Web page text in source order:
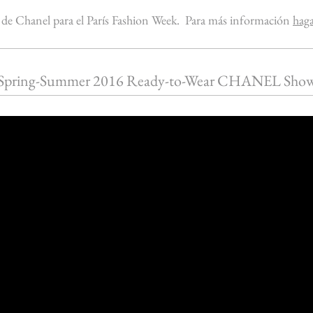
Chanel para el París Fashion Week. Para más información
Summer 2016 Ready-to-Wear CHANEL